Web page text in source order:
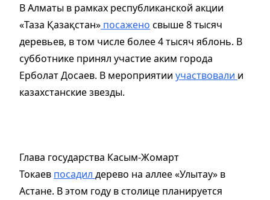
В Алматы в рамках республиканской акции
«Таза Қазақстан» посажено свыше 8 тысяч
деревьев, в том числе более 4 тысяч яблонь. В
субботнике принял участие аким города
Ерболат Досаев. В мероприятии участвовали и
казахстанские звезды.
Глава государства Касым-Жомарт
Токаев посадил дерево на аллее «Улытау» в
Астане. В этом году в столице планируется